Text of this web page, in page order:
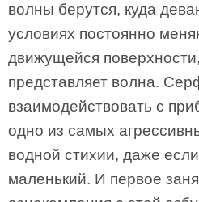
волны берутся, куда
условиях постоянно
движущейся
представляет волна.
взаимодействовать с
одно из самых
водной стихии, даже
маленький. И первое